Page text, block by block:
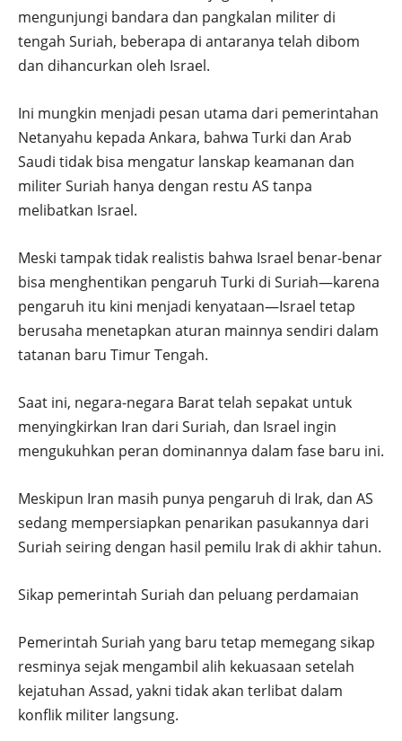
mengunjungi bandara dan pangkalan militer di
tengah Suriah, beberapa di antaranya telah dibom
dan dihancurkan oleh Israel.
Ini mungkin menjadi pesan utama dari pemerintahan
Netanyahu kepada Ankara, bahwa Turki dan Arab
Saudi tidak bisa mengatur lanskap keamanan dan
militer Suriah hanya dengan restu AS tanpa
melibatkan Israel.
Meski tampak tidak realistis bahwa Israel benar-benar
bisa menghentikan pengaruh Turki di Suriah—karena
pengaruh itu kini menjadi kenyataan—Israel tetap
berusaha menetapkan aturan mainnya sendiri dalam
tatanan baru Timur Tengah.
Saat ini, negara-negara Barat telah sepakat untuk
menyingkirkan Iran dari Suriah, dan Israel ingin
mengukuhkan peran dominannya dalam fase baru ini.
Meskipun Iran masih punya pengaruh di Irak, dan AS
sedang mempersiapkan penarikan pasukannya dari
Suriah seiring dengan hasil pemilu Irak di akhir tahun.
Sikap pemerintah Suriah dan peluang perdamaian
Pemerintah Suriah yang baru tetap memegang sikap
resminya sejak mengambil alih kekuasaan setelah
kejatuhan Assad, yakni tidak akan terlibat dalam
konflik militer langsung.